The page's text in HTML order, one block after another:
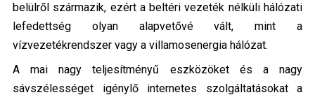
belülről származik, ezért a beltéri vezeték nélküli hálózati
lefedettség olyan alapvetővé vált, mint a
vízvezetékrendszer vagy a villamosenergia hálózat.
A mai nagy teljesítményű eszközöket és a nagy
sávszélességet igénylő internetes szolgáltatásokat a